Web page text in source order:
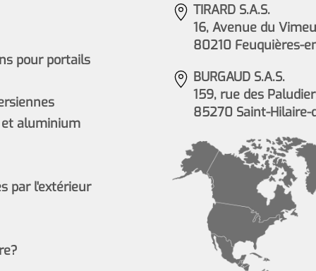
pour portails
aluminium
par l'extérieur
TIRARD S.A.S.
16, Avenue du
80210 Feuquières-
BURGAUD S.A.S.
159, rue des
85270 Saint-Hilaire-